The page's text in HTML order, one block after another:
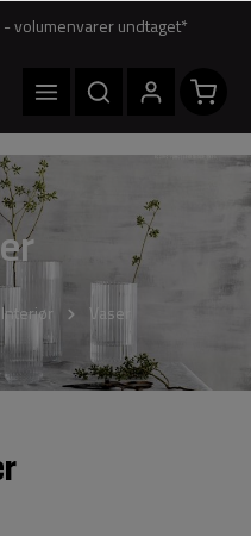
volumenvarer undtaget*
Interiør Vaser